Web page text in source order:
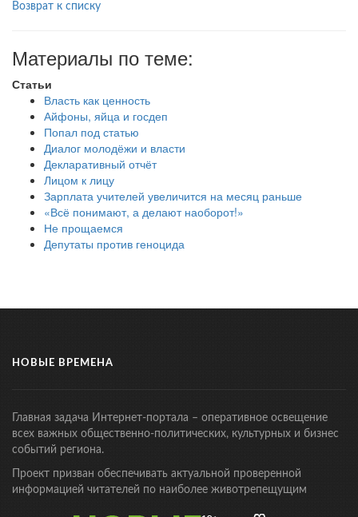
Возврат к списку
Материалы по теме:
Статьи
Власть как ценность
Айфоны, яйца и госдеп
Попал под статью
Диалог молодёжи и власти
Декларативный отчёт
Лицом к лицу
Зарплата учителей увеличится на месяц раньше
«Всё понимают, а делают наоборот!»
Не прощаемся
Депутаты против геноцида
НОВЫЕ ВРЕМЕНА
Главная задача Интернет-портала – оперативное освещение
всех важных общественно-политических, культурных и бизнес
событий региона.
Проект призван обеспечивать актуальной проверенной
информацией читателей по наиболее животрепещущим